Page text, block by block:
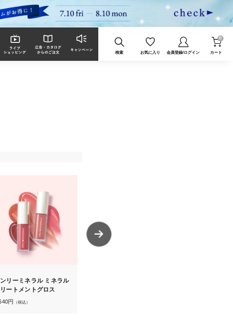
検索 お気に入り 会員登録/ログイン カート
0
リーミネラル ミネラル
リートメントグロス
円 （税込）